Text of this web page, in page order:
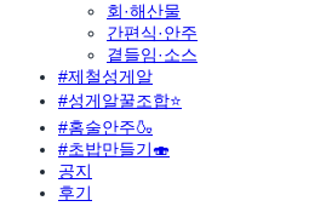
회·해산물
간편식·안주
곁들임·소스
#제철성게알
#성게알꿀조합⭐
#홈술안주🍶
#초밥만들기🍣
공지
후기